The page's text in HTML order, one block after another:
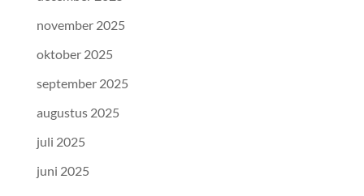
november 2025
oktober 2025
september 2025
augustus 2025
juli 2025
juni 2025